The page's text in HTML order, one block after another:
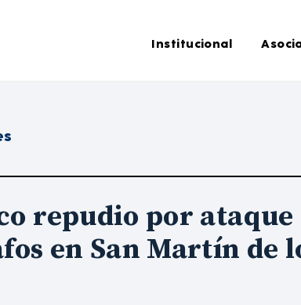
Institucional
repudio por ataque
en San Martín de